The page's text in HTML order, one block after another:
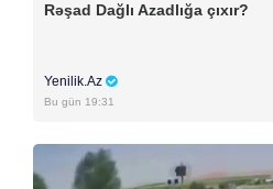
Rəşad Dağlı Azadlığa çıxır?
Yenilik.Az
Bu gün 19:31